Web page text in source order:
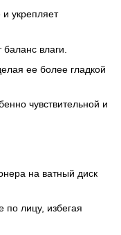
укрепляет
влаги.
ее более гладкой
чувствительной и
на ватный диск
по лицу, избегая